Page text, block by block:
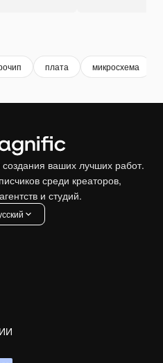
плата микросхема
ваших лучших работ.
среди креаторов,
и студий.